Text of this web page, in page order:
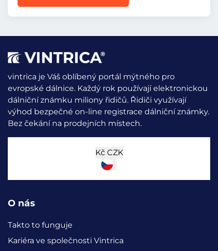
vintrica je Váš oblíbený portál mýtného pro
evropské dálnice. Každý rok používají elektronickou
dálniční známku miliony řidičů. Řidiči využívají
výhod bezpečné on-line registrace dálniční známky.
Bez čekání na prodejních místech.
Kč CZK
O nás
Takto to funguje
Kariéra ve společnosti Vintrica